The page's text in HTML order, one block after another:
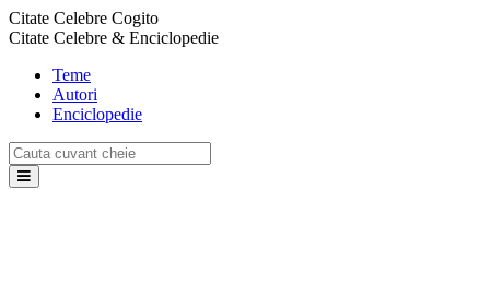
Citate Celebre Cogito
Citate Celebre & Enciclopedie
Teme
Autori
Enciclopedie